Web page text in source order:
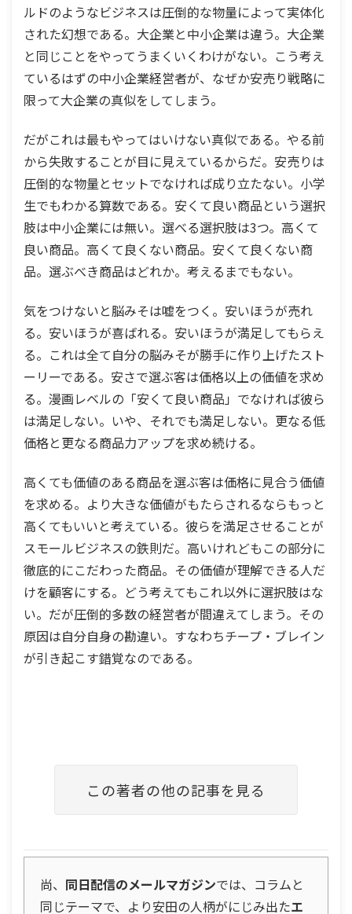
ルドのようなビジネスは圧倒的な物量によって実体化
された幻想である。大企業と中小企業は違う。大企業
と同じことをやってうまくいくわけがない。こう考え
ているはずの中小企業経営者が、なぜか安売り戦略に
限って大企業の真似をしてしまう。
だがこれは最もやってはいけない真似である。やる前
から失敗することが目に見えているからだ。安売りは
圧倒的な物量とセットでなければ成り立たない。小学
生でもわかる算数である。安くて良い商品という選択
肢は中小企業には無い。選べる選択肢は3つ。高くて
良い商品。高くて良くない商品。安くて良くない商
品。選ぶべき商品はどれか。考えるまでもない。
気をつけないと脳みそは嘘をつく。安いほうが売れ
る。安いほうが喜ばれる。安いほうが満足してもらえ
る。これは全て自分の脳みそが勝手に作り上げたスト
ーリーである。安さで選ぶ客は価格以上の価値を求め
る。漫画レベルの「安くて良い商品」でなければ彼ら
は満足しない。いや、それでも満足しない。更なる低
価格と更なる商品力アップを求め続ける。
高くても価値のある商品を選ぶ客は価格に見合う価値
を求める。より大きな価値がもたらされるならもっと
高くてもいいと考えている。彼らを満足させることが
スモールビジネスの鉄則だ。高いけれどもこの部分に
徹底的にこだわった商品。その価値が理解できる人だ
けを顧客にする。どう考えてもこれ以外に選択肢はな
い。だが圧倒的多数の経営者が間違えてしまう。その
原因は自分自身の勘違い。すなわちチープ・ブレイン
が引き起こす錯覚なのである。
この著者の他の記事を見る
尚、 同日配信のメールマガジンでは、コラムと
同じテーマで、より安田の人柄がにじみ出たエ